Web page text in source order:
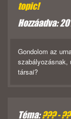
topic!
Hozzáadva:
Gondolom az
szabályozásnak,
társai?
Téma:??? -